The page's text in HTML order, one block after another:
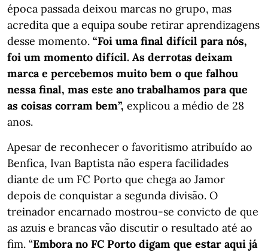
época passada deixou marcas no grupo, mas
acredita que a equipa soube retirar aprendizagens
desse momento. “Foi uma final difícil para nós,
foi um momento difícil. As derrotas deixam
marca e percebemos muito bem o que falhou
nessa final, mas este ano trabalhamos para que
as coisas corram bem”, explicou a médio de 28
anos.
Apesar de reconhecer o favoritismo atribuído ao
Benfica, Ivan Baptista não espera facilidades
diante de um FC Porto que chega ao Jamor
depois de conquistar a segunda divisão. O
treinador encarnado mostrou-se convicto de que
as azuis e brancas vão discutir o resultado até ao
fim. “Embora no FC Porto digam que estar aqui já